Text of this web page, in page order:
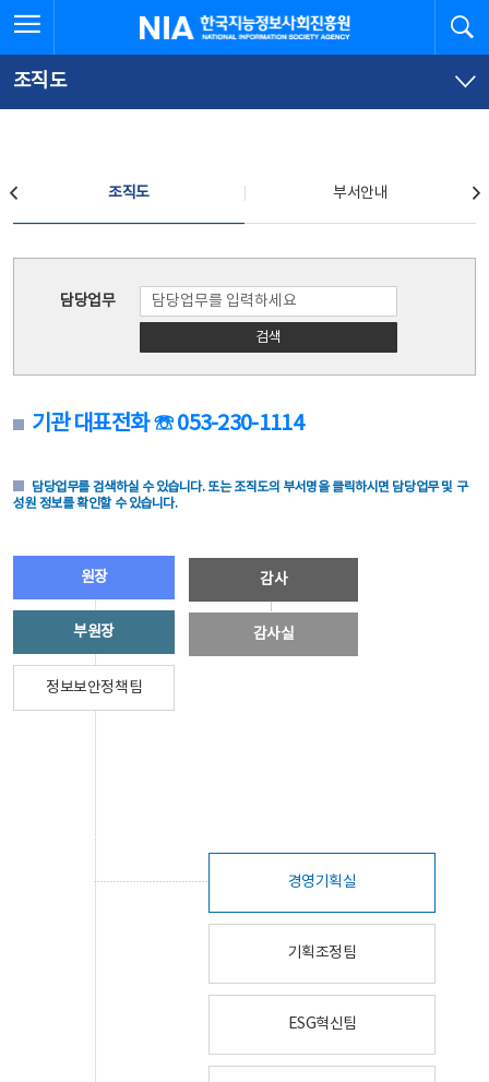
문
로
가
체
뉴
바
가
한국지능정보사회진흥원
조직도
조직도 부서안내
담당업무
검색
기관 대표전화 ☏ 053-230-1114
담당업무를 검색하실 수 있습니다. 또는 조직도의 부서명을 클릭하시면 담당업무 및 구
성원 정보를 확인할 수 있습니다.
원장
부원장
정보보안정책팀
감사
감사실
경영기획실
기획조정팀
ESG혁신팀